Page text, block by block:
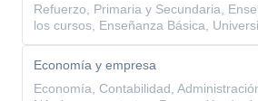
Refuerzo, Primaria y Secundaria,
los cursos, Enseñanza Básica,
Economía y empresa
Economía, Contabilidad,